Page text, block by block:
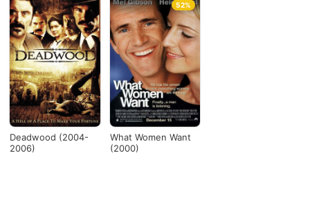
Deadwood (2004-
2006)
What Women Want
(2000)
52%